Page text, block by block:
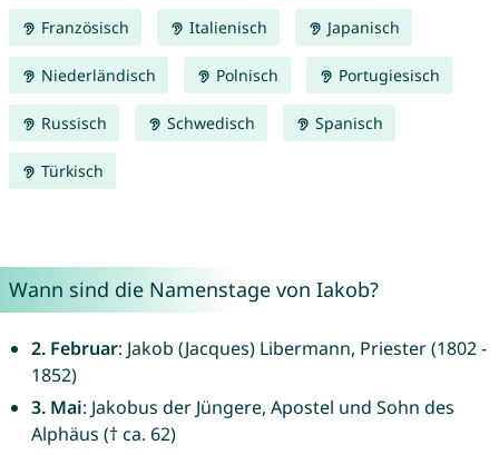
Französisch Italienisch Japanisch
Niederländisch Polnisch Portugiesisch
Russisch Schwedisch Spanisch
Türkisch
Wann sind die Namenstage von Iakob?
2. Februar: Jakob (Jacques) Libermann, Priester (1802 -
1852)
3. Mai: Jakobus der Jüngere, Apostel und Sohn des
Alphäus († ca. 62)